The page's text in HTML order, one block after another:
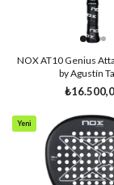
NOX AT10 Genius
by Agustín
Yeni